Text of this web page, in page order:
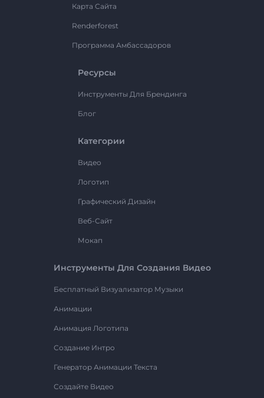
Карта Сайта
Renderforest
Программа Амбассадоров
Ресурсы
Инструменты Для Брендинга
Блог
Категории
Видео
Логотип
Графический Дизайн
Веб-Сайт
Мокап
Инструменты Для Создания Видео
Бесплатный Визуализатор Музыки
Анимации
Анимация Логотипа
Создание Интро
Генератор Анимации Текста
Создайте Видео